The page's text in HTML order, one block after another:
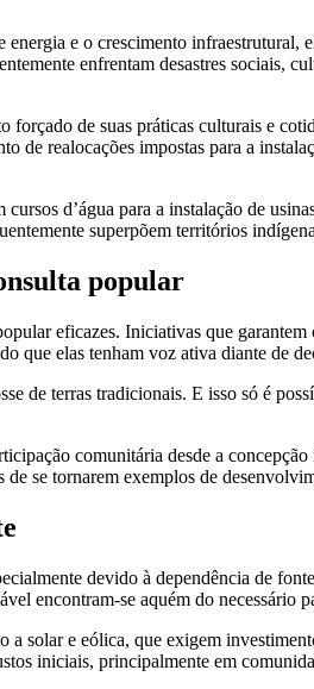
e o crescimento infraestrutural,
enfrentam desastres sociais,
de suas práticas culturais e
realocações impostas para a
d’água para a instalação de
superpõem territórios
popular
eficazes. Iniciativas que
que elas tenham voz ativa diante de
de terras tradicionais. E isso só é
comunitária desde a
se tornarem exemplos de
devido à dependência de
encontram-se aquém do necessário
solar e eólica, que exigem
iniciais, principalmente em